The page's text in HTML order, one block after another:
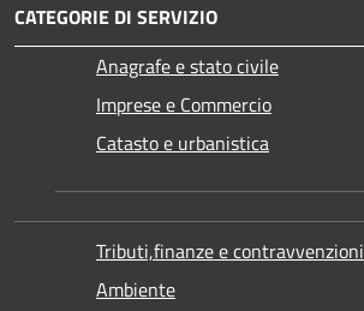
CATEGORIE DI SERVIZIO
Anagrafe e stato civile
Imprese e Commercio
Catasto e urbanistica
Tributi,finanze e contravvenzioni
Ambiente